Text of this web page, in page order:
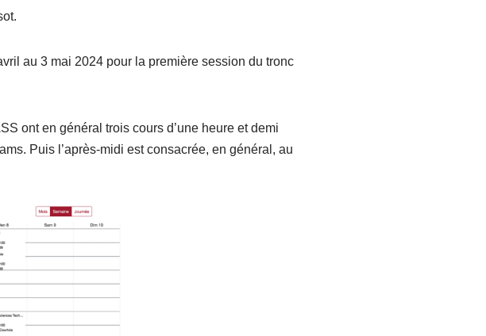
au 3 mai 2024 pour la première session du tronc
ont en général trois cours d’une heure et demi
Puis l’après-midi est consacrée, en général, au